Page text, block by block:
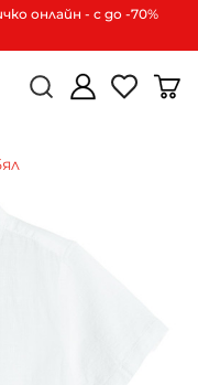
онлайн - с до -70%